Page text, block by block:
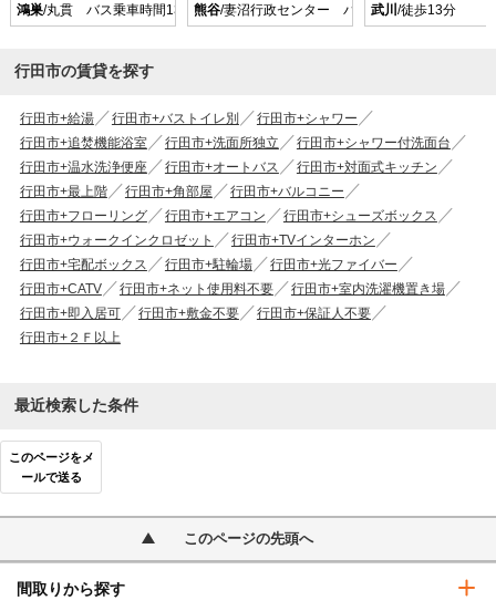
鴻巣/丸貫 バス乗車時間13分 停歩5分
熊谷/妻沼行政センター バス乗車時間34分 停歩
武川 /徒歩13分
行田市の賃貸を探す
行田市+給湯 行田市+バストイレ別
行田市+シャワー
行田市+追焚機能浴室
行田市+洗面所独立
行田市+シャワー付洗面台
行田市+温水洗浄便座
行田市+オートバス
行田市+対面式キッチン
行田市+最上階
行田市+角部屋
行田市+バルコニー
行田市+フローリング
行田市+エアコン
行田市+シューズボックス
行田市+ウォークインクロゼット
行田市+TVインターホン
行田市+宅配ボックス
行田市+駐輪場
行田市+光ファイバー
行田市+CATV
行田市+ネット使用料不要
行田市+室内洗濯機置き場
行田市+即入居可
行田市+敷金不要
行田市+保証人不要
行田市+２Ｆ以上
最近検索した条件
このページをメ
ールで送る
このページの先頭へ
間取りから探す